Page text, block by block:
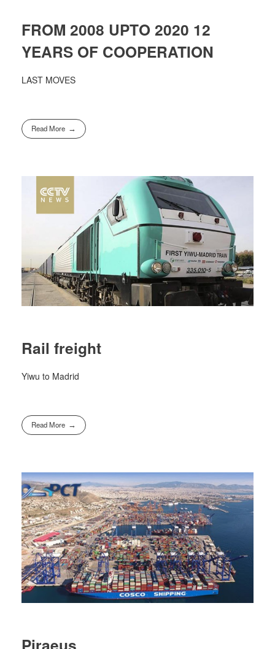
FROM 2008 UPTO 2020 12
YEARS OF COOPERATION
LAST MOVES
Read More
Rail freight
Yiwu to Madrid
Read More
Piraeus